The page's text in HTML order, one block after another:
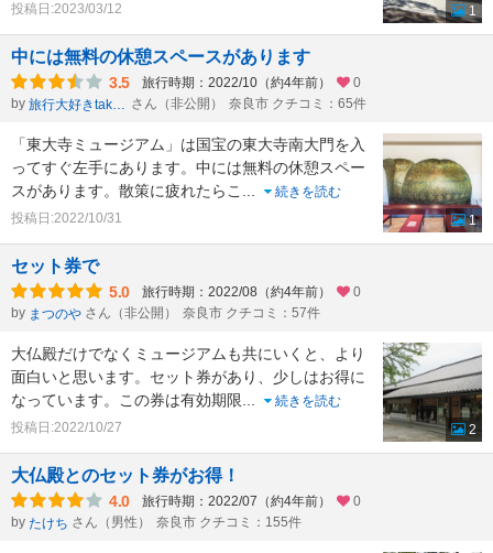
投稿日:2023/03/12
1
中には無料の休憩スペースがあります
3.5 旅行時期：2022/10（約4年前）
0
by
旅行大好きtakau99のフォトブログ さん（非公開） 奈良市 クチコミ：65件
「東大寺ミュージアム」は国宝の東大寺南大門を入
ってすぐ左手にあります。中には無料の休憩スペー
スがあります。散策に疲れたらこ
続きを読む
投稿日:2022/10/31
1
セット券で
5.0 旅行時期：2022/08（約4年前）
0
by まつのや さん（非公開） 奈良市 クチコミ：57件
大仏殿だけでなくミュージアムも共にいくと、より
面白いと思います。セット券があり、少しはお得に
なっています。この券は有効期限
続きを読む
投稿日:2022/10/27
2
大仏殿とのセット券がお得！
4.0 旅行時期：2022/07（約4年前）
0
by たけち さん（男性） 奈良市 クチコミ：155件